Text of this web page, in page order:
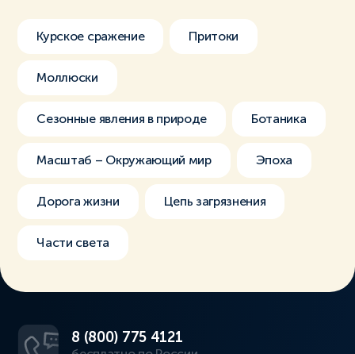
Курское сражение Притоки
Моллюски
Сезонные явления в природе Ботаника
Масштаб – Окружающий мир Эпоха
Дорога жизни Цепь загрязнения
Части света
8 (800) 775 4121